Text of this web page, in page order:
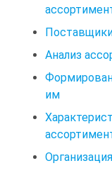
Анализ
им